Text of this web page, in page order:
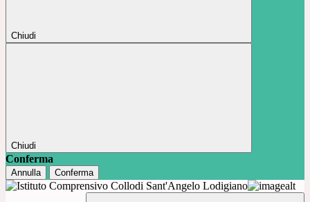
Chiudi
Chiudi
Conferma
Annulla Conferma